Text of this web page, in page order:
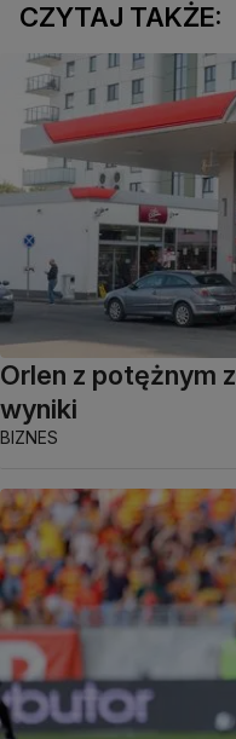
CZYTAJ TAKŻE:
Orlen z potężnym
wyniki
BIZNES